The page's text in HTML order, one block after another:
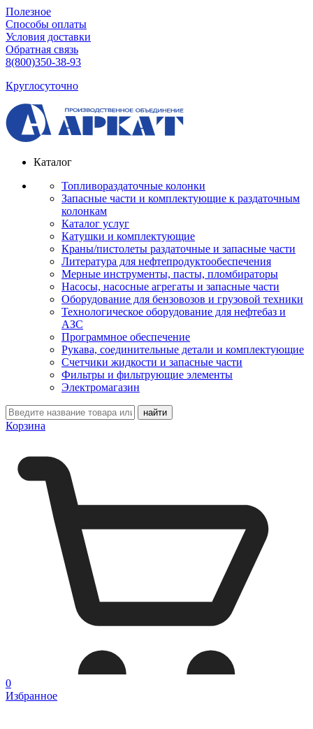
Полезное
Способы оплаты
Условия доставки
Обратная связь
8(800)350-38-93
Круглосуточно
Каталог
Топливораздаточные колонки
Запасные части и комплектующие к раздаточным
колонкам
Каталог услуг
Катушки и комплектующие
Краны/пистолеты раздаточные и запасные части
Литература для нефтепродуктообеспечения
Мерные инструменты, пасты, пломбираторы
Насосы, насосные агрегаты и запасные части
Оборудование для бензовозов и грузовой техники
Технологическое оборудование для нефтебаз и
АЗС
Программное обеспечение
Рукава, соединительные детали и комплектующие
Счетчики жидкости и запасные части
Фильтры и фильтрующие элементы
Электромагазин
Корзина
0
Избранное